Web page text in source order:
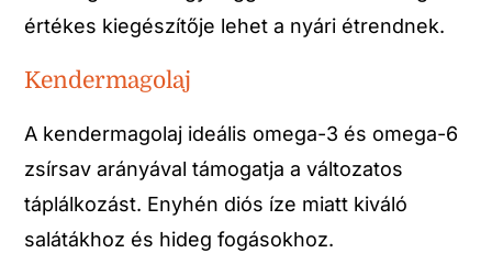
értékes kiegészítője lehet a nyári étrendnek.
Kendermagolaj
A kendermagolaj ideális omega-3 és omega-6
zsírsav arányával támogatja a változatos
táplálkozást. Enyhén diós íze miatt kiváló
salátákhoz és hideg fogásokhoz.